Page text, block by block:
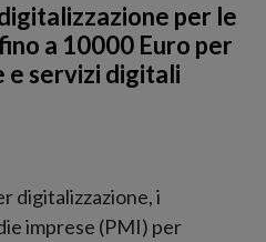
per le
a 10000 Euro per
servizi digitali
digitalizzazione, i
imprese (PMI) per